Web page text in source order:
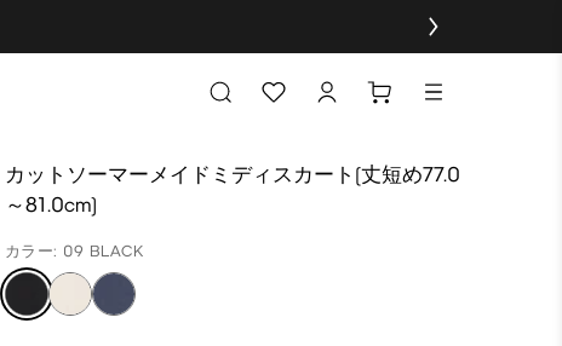
カットソーマーメイドミディスカート(丈短め77.0
～81.0cm)
カラー: 09 BLACK